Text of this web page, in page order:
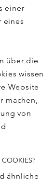
einer
eines
über die
wissen
Website
machen,
von
COOKIES?
ähnliche